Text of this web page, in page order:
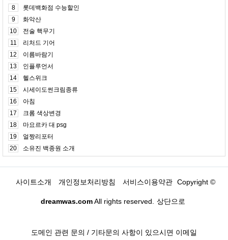
8
롯데백화점 수능할인
9
화악산
10
전술 핵무기
11
리처드 기어
12
이름바람기
13
인플루언서
14
헬스위크
15
시세이도썬크림종류
16
아침
17
크롬 색상변경
18
마요르카 대 psg
19
얼짱리포터
20
소유진 백종원 소개
사이트소개 개인정보처리방침 서비스이용약관 Copyright ©
dreamwas.comAll rights reserved. 상단으로
도메인 관련 문의 / 기타문의 사항이 있으시면 이메일